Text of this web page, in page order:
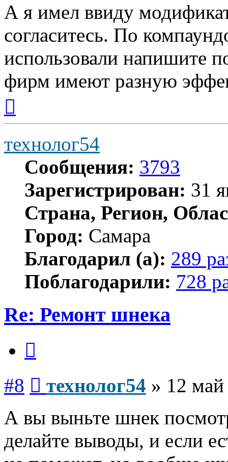
А я имел ввиду
согласитесь. По
использовали напишите
фирм имеют разную
началу
технолог54
Сообщения: 3793
Зарегистрирован: 31
Страна, Регион,
Город: Самара
Благодарил (а): 289
Поблагодарили: 728
Re: Ремонт шнека
#8 технолог54 » 12
А вы выньте шнек
делайте выводы, и если